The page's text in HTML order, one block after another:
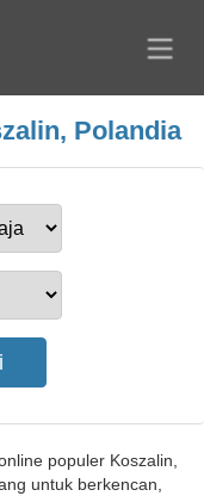
Polandia
populer Koszalin,
untuk berkencan,